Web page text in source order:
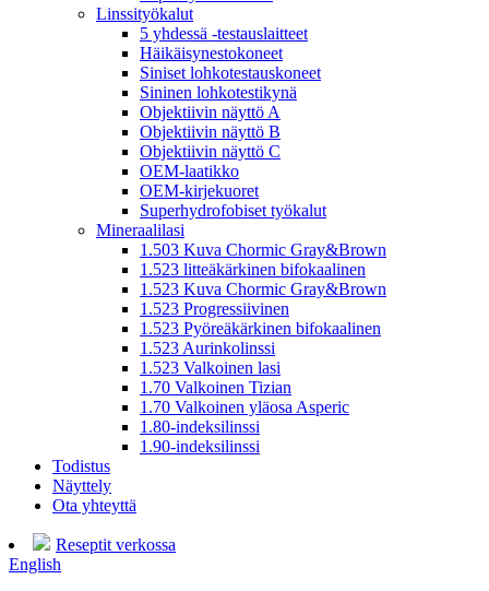
Linssityökalut
5 yhdessä -testauslaitteet
Häikäisynestokoneet
Siniset lohkotestauskoneet
Sininen lohkotestikynä
Objektiivin näyttö A
Objektiivin näyttö B
Objektiivin näyttö C
OEM-laatikko
OEM-kirjekuoret
Superhydrofobiset työkalut
Mineraalilasi
1.503 Kuva Chormic Gray&Brown
1.523 litteäkärkinen bifokaalinen
1.523 Kuva Chormic Gray&Brown
1.523 Progressiivinen
1.523 Pyöreäkärkinen bifokaalinen
1.523 Aurinkolinssi
1.523 Valkoinen lasi
1.70 Valkoinen Tizian
1.70 Valkoinen yläosa Asperic
1.80-indeksilinssi
1.90-indeksilinssi
Todistus
Näyttely
Ota yhteyttä
Reseptit verkossa
English